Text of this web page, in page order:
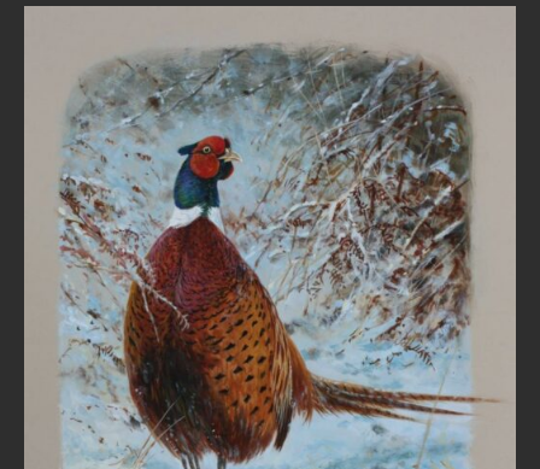
"Labradors